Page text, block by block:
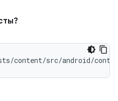
/content/src/android/